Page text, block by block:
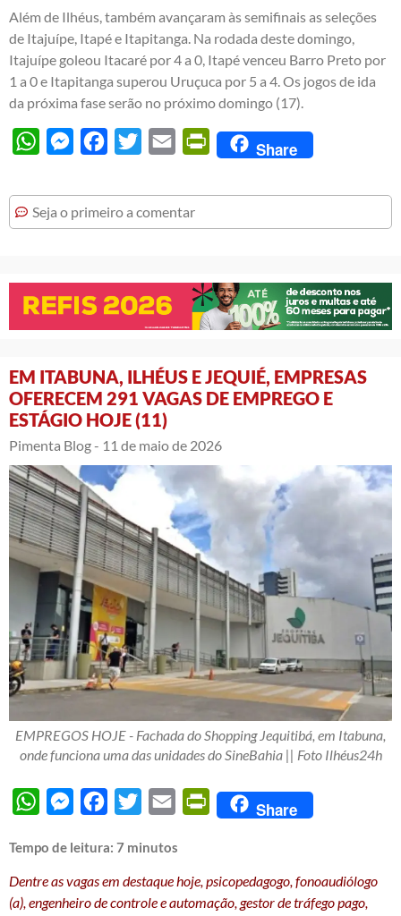
Além de Ilhéus, também avançaram às semifinais as seleções
de Itajuípe, Itapé e Itapitanga. Na rodada deste domingo,
Itajuípe goleou Itacaré por 4 a 0, Itapé venceu Barro Preto por
1 a 0 e Itapitanga superou Uruçuca por 5 a 4. Os jogos de ida
da próxima fase serão no próximo domingo (17).
WhatsAppMessengerFacebook
Twitter Email PrintFriendly
Share
Seja o primeiro a comentar
EM ITABUNA, ILHÉUS E JEQUIÉ, EMPRESAS
OFERECEM 291 VAGAS DE EMPREGO E
ESTÁGIO HOJE (11)
Pimenta Blog - 11 de maio de 2026
EMPREGOS HOJE - Fachada do Shopping Jequitibá, em Itabuna,
onde funciona uma das unidades do SineBahia || Foto Ilhéus24h
WhatsAppMessengerFacebook
Twitter Email PrintFriendly
Share
Tempo de leitura: 7 minutos
Dentre as vagas em destaque hoje, psicopedagogo, fonoaudiólogo
(a), engenheiro de controle e automação, gestor de tráfego pago,